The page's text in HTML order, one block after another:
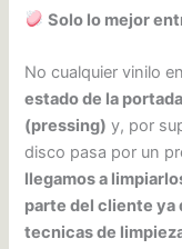
Solo lo mejor
No cualquier vinilo
estado de la
(pressing) y, por
disco pasa por un
llegamos a
parte del cliente ya
tecnicas de